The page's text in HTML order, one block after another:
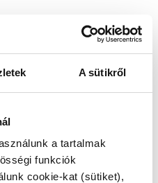
A sütikről
a tartalmak
funkciók
cookie-kat (sütiket),
0 Ft